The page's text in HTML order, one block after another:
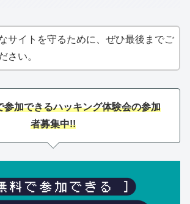
サイトを守るために、ぜひ最後までご
さい。
参加できるハッキング体験会の参加
者募集中!!